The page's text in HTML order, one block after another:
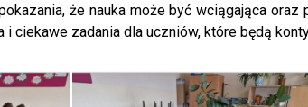
że nauka może być wciągająca oraz
ciekawe zadania dla uczniów, które będą